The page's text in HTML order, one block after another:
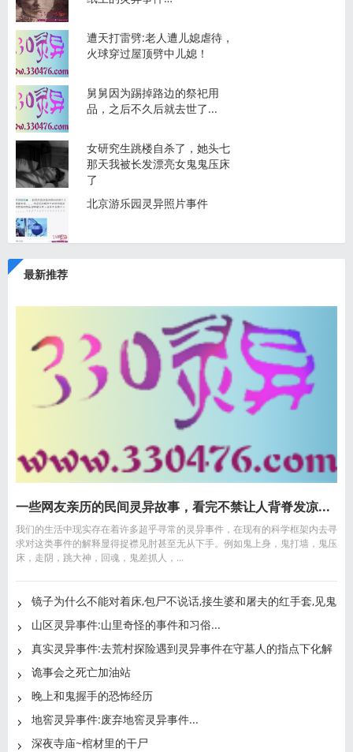
遭天打雷劈:老人遭儿媳虐待，
火球穿过屋顶劈中儿媳！
舅舅因为踢掉路边的祭祀用
品，之后不久后就去世了...
女研究生跳楼自杀了，她头七
那天我被长发漂亮女鬼鬼压床
了
北京游乐园灵异照片事件
最新推荐
一些网友亲历的民间灵异故事，看完不禁让人背脊发凉...
我们的生活中现实存在着许多超乎寻常的灵异事件，在现有的科学框架内去寻
求对这类事件的解释显得捉襟见肘甚至无从下手。例如鬼上身，鬼打墙，鬼压
床，走阴，跳大神，回魂，鬼差抓人，...
镜子为什么不能对着床,包尸不说话,接生婆和屠夫的红手套,见鬼
山区灵异事件:山里奇怪的事件和习俗...
真实灵异事件:去荒村探险遇到灵异事件在守墓人的指点下化解
诡事会之死亡加油站
晚上和鬼握手的恐怖经历
地窖灵异事件:废弃地窖灵异事件...
深夜寺庙~棺材里的干尸